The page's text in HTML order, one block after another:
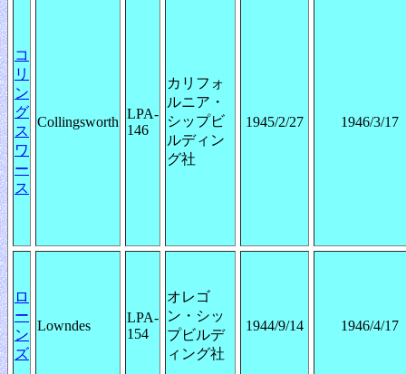
コ
リ
ン
グ
ス
ワ
ー
ス
Collingsworth
LPA-
146
カリフォ
ルニア・
シップビ
ルディン
グ社
1945/2/27 1946/3/17
ロ
ー
ン
ズ
Lowndes
LPA-
154
オレゴ
ン・シッ
プビルデ
ィング社
1944/9/14 1946/4/17